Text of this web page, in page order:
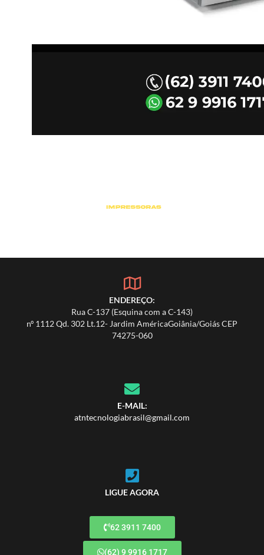
ENDEREÇO:
Rua C-137 (Esquina com a C-143)
nº 1112 Qd. 302 Lt.12- Jardim AméricaGoiânia/Goiás CEP
74275-060
E-MAIL:
atntecnologiabrasil@gmail.com
LIGUE AGORA
62 3911 7400
(62) 9 9916 1717